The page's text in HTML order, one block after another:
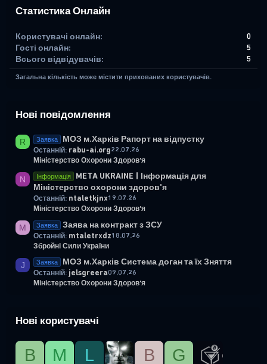
Статистика Онлайн
Користувачі онлайн
0
Гості онлайн
5
Всього відвідувачів
5
Загальна кількість може містити прихованих користувачів.
Нові повідомлення
R Заявка МОЗ м.Харків Рапорт на відпустку
Останній: rabu-ai.org22.07.26
Міністерство Охорони Здоров'я
N Інформація
META UKRAINE | Інформація для
Міністерство охорони здоров'я
Останній: ntaletkjnx19.07.26
Міністерство Охорони Здоров'я
M Заявка Заява на контракт з ЗСУ
Останній: mtaletrxdz18.07.26
Збройні Сили України
J Заявка МОЗ м.Харків Система доган та їх Зняття
Останній: jelsgreera09.07.26
Міністерство Охорони Здоров'я
Нові користувачі
B М L B G